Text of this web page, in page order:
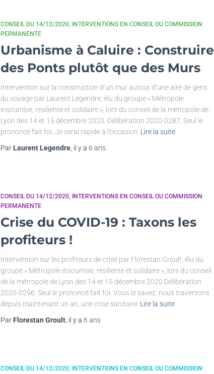
CONSEIL DU 14/12/2020
INTERVENTIONS EN CONSEIL OU COMMISSION
PERMANENTE
Urbanisme à Caluire : Construire
des Ponts plutôt que des Murs
Intervention sur la construction d’un mur autour d’une aire de gens
du voyage par Laurent Legendre, élu du groupe « Métropole
insoumise, résiliente et solidaire », lors du conseil de la métropole de
Lyon des 14 et 15 décembre 2020. Délibération 2020-0287. Seul le
prononcé fait foi. Je serai rapide à l’occasion Lire la suite
Par Laurent Legendre , il y a 6 ans
CONSEIL DU 14/12/2020
INTERVENTIONS EN CONSEIL OU COMMISSION
PERMANENTE
Crise du COVID-19 : Taxons les
profiteurs !
Intervention sur les profiteurs de crise par Florestan Groult, élu du
groupe « Métropole insoumise, résiliente et solidaire », lors du conseil
de la métropole de Lyon des 14 et 15 décembre 2020 Délibération
2020-0296. Seul le prononcé fait foi. Vous le savez, nous traversons
depuis maintenant un an, une crise sanitaire Lire la suite
Par Florestan Groult , il y a 6 ans
CONSEIL DU 14/12/2020
INTERVENTIONS EN CONSEIL OU COMMISSION